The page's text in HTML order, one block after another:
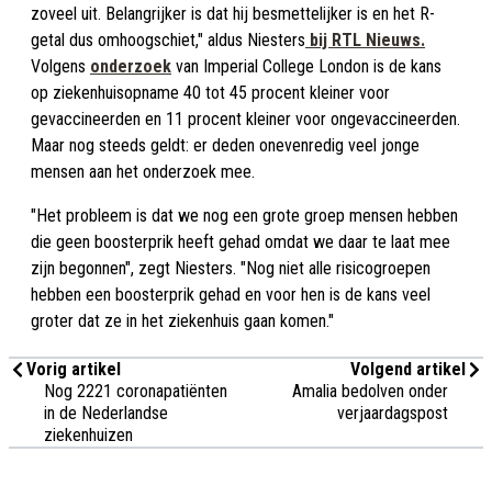
zoveel uit. Belangrijker is dat hij besmettelijker is en het R-
getal dus omhoogschiet," aldus Niesters bij RTL Nieuws.
Volgens onderzoek van Imperial College London is de kans
op ziekenhuisopname 40 tot 45 procent kleiner voor
gevaccineerden en 11 procent kleiner voor ongevaccineerden.
Maar nog steeds geldt: er deden onevenredig veel jonge
mensen aan het onderzoek mee.
"Het probleem is dat we nog een grote groep mensen hebben
die geen boosterprik heeft gehad omdat we daar te laat mee
zijn begonnen", zegt Niesters. "Nog niet alle risicogroepen
hebben een boosterprik gehad en voor hen is de kans veel
groter dat ze in het ziekenhuis gaan komen."
Vorig artikel
Nog 2221 coronapatiënten
in de Nederlandse
ziekenhuizen
Volgend artikel
Amalia bedolven onder
verjaardagspost